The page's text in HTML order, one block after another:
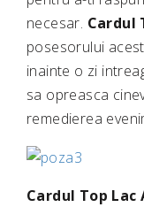
necesar. Cardul
posesorului
inainte o zi
sa opreasca
remedierea
Cardul Top Lac